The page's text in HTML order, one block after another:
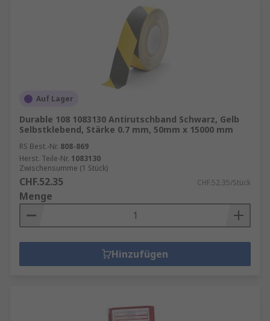
Auf Lager
Durable 108 1083130 Antirutschband Schwarz, Gelb
Selbstklebend, Stärke 0.7 mm, 50mm x 15000 mm
RS Best.-Nr. 808-869
Herst. Teile-Nr. 1083130
Zwischensumme (1 Stück)
CHF.52.35 CHF.52.35/Stück
Menge
Hinzufügen